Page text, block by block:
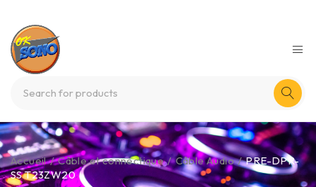
Accueil / Câble et connectique / Câble Audio / PRE-DPR-
SS T23ZW20